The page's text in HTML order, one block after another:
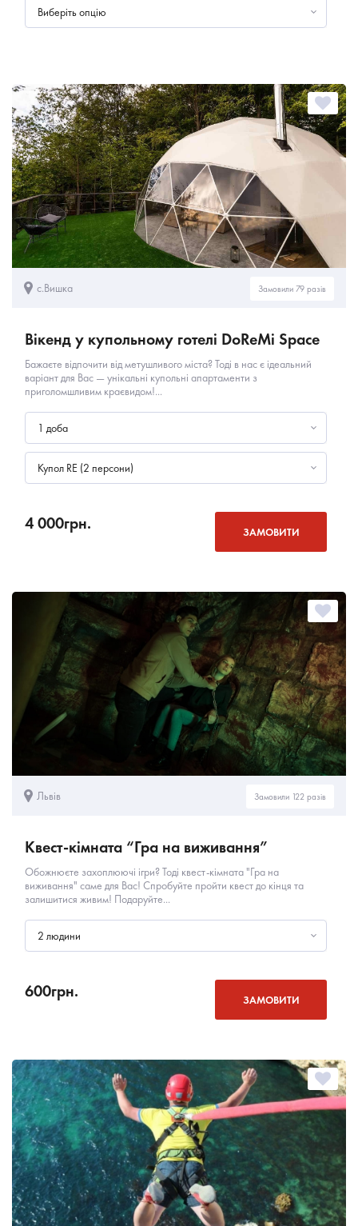
Виберіть опцію
с.Вишка Замовили 79 разів
Вікенд у купольному готелі DoReMi Space
Бажаєте відпочити від метушливого міста? Тоді в нас є ідеальний
варіант для Вас — унікальні купольні апартаменти з
приголомшливим краєвидом!...
1 доба
Купол RE (2 персони)
4 000грн. ЗАМОВИТИ
Львів Замовили 122 разів
Квест-кімната “Гра на виживання”
Обожнюєте захоплюючі ігри? Тоді квест-кімната "Гра на
виживання" саме для Вас! Спробуйте пройти квест до кінця та
залишитися живим! Подаруйте...
2 людини
600грн. ЗАМОВИТИ